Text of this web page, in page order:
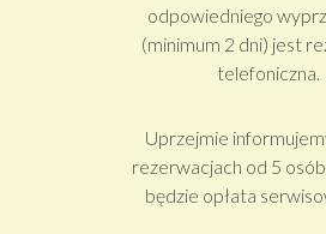
odpowiedniego
(minimum 2 dni) jest
telefoniczna.
Uprzejmie
rezerwacjach od 5
będzie opłata